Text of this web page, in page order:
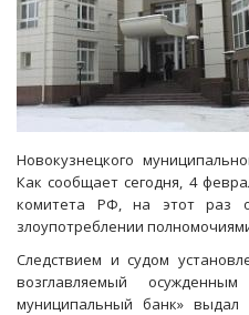
Новокузнецкого
Как сообщает сегодня, 4
комитета РФ, на этот раз
злоупотреблении
Следствием и судом
возглавляемый
муниципальный банк»